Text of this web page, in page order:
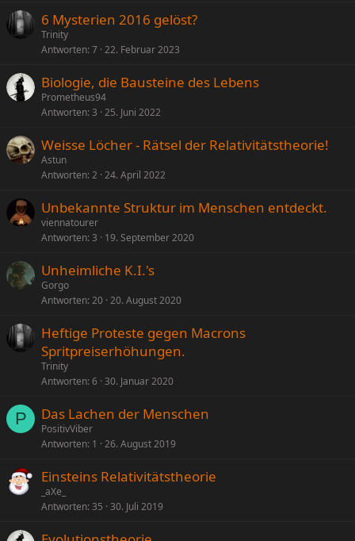
6 Mysterien 2016 gelöst?
Trinity
Antworten 7 22. Februar 2023
Biologie, die Bausteine des Lebens
Prometheus94
Antworten 3 25. Juni 2022
Weisse Löcher - Rätsel der Relativitätstheorie!
Astun
Antworten 2 24. April 2022
Unbekannte Struktur im Menschen entdeckt.
viennatourer
Antworten 3 19. September 2020
Unheimliche K.I.'s
Gorgo
Antworten 20 20. August 2020
Heftige Proteste gegen Macrons
Spritpreiserhöhungen.
Trinity
Antworten 6 30. Januar 2020
P Das Lachen der Menschen
PositivViber
Antworten 1 26. August 2019
Einsteins Relativitätstheorie
_aXe_
Antworten 35 30. Juli 2019